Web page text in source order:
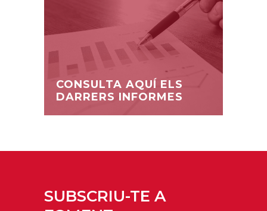
CONSULTA AQUÍ ELS
DARRERS INFORMES
SUBSCRIU-TE A